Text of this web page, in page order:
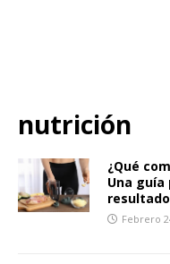
nutrición
¿Qué
Una
Febrero